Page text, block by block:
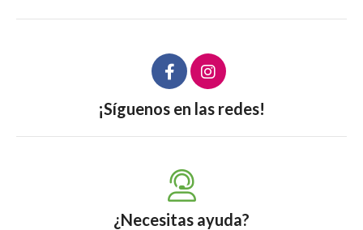
¡Síguenos en las redes!
¿Necesitas ayuda?